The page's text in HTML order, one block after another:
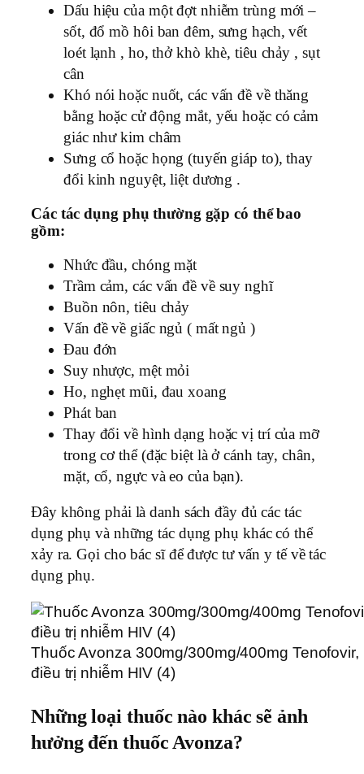
Dấu hiệu của một đợt nhiễm trùng mới –
sốt, đổ mồ hôi ban đêm, sưng hạch, vết
loét lạnh , ho, thở khò khè, tiêu chảy , sụt
cân
Khó nói hoặc nuốt, các vấn đề về thăng
bằng hoặc cử động mắt, yếu hoặc có cảm
giác như kim châm
Sưng cổ hoặc họng (tuyến giáp to), thay
đổi kinh nguyệt, liệt dương .
Các tác dụng phụ thường gặp có thể bao
gồm:
Nhức đầu, chóng mặt
Trầm cảm, các vấn đề về suy nghĩ
Buồn nôn, tiêu chảy
Vấn đề về giấc ngủ ( mất ngủ )
Đau đớn
Suy nhược, mệt mỏi
Ho, nghẹt mũi, đau xoang
Phát ban
Thay đổi về hình dạng hoặc vị trí của mỡ
trong cơ thể (đặc biệt là ở cánh tay, chân,
mặt, cổ, ngực và eo của bạn).
Đây không phải là danh sách đầy đủ các tác
dụng phụ và những tác dụng phụ khác có thể
xảy ra. Gọi cho bác sĩ để được tư vấn y tế về tác
dụng phụ.
Thuốc Avonza 300mg/300mg/400mg
điều trị nhiễm HIV (4)
Những loại thuốc nào khác sẽ ảnh
hưởng đến thuốc Avonza?